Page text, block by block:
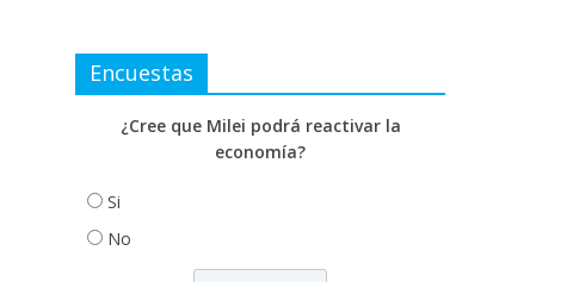
Encuestas
¿Cree que Milei podrá reactivar la
economía?
Si
No